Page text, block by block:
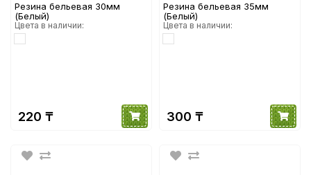
Резина бельевая 30мм
(Белый)
Цвета в наличии:
220 ₸
Резина бельевая 35мм
(Белый)
Цвета в наличии:
300 ₸